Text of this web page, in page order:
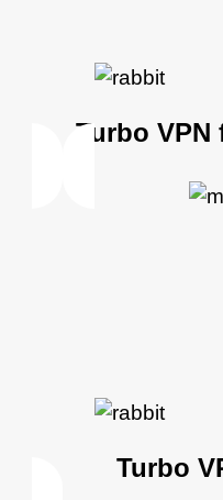
Turbo
Turbo